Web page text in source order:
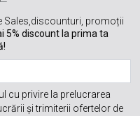
Sales,discounturi, promoții
5% discount la prima ta
cu privire la prelucrarea
și trimiterii ofertelor de